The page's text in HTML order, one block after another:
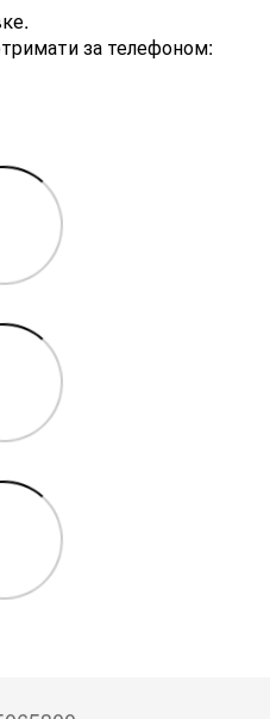
за телефоном: